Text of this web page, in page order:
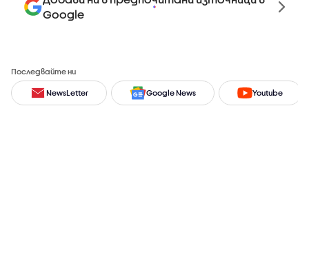
Google
Последвайте ни
NewsLetter Google News Youtube